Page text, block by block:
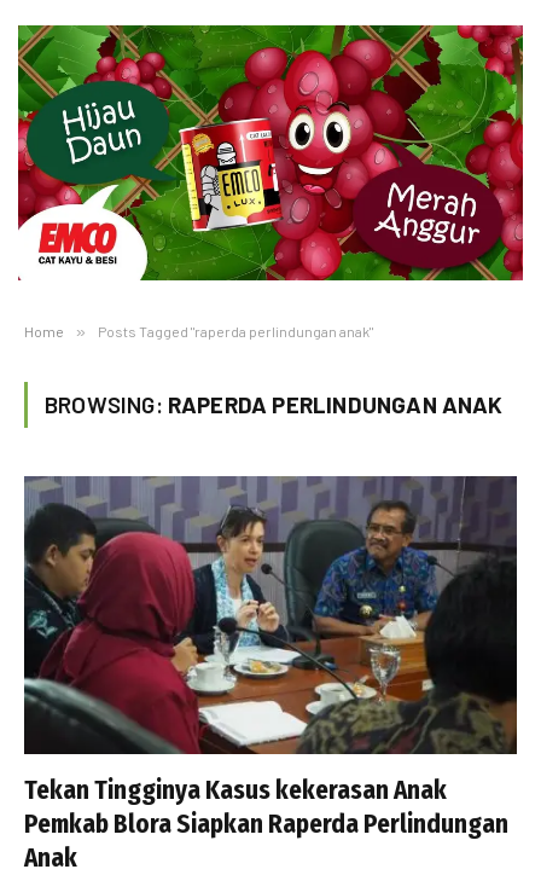
Home » Posts Tagged "raperda perlindungan anak"
BROWSING: RAPERDA PERLINDUNGAN ANAK
Tekan Tingginya Kasus kekerasan Anak
Pemkab Blora Siapkan Raperda Perlindungan
Anak